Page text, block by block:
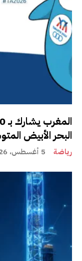
البحر الأبيض المتوسط
رياضة 5 أغسطس، 2026